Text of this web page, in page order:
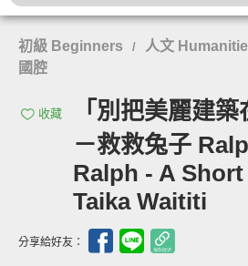
初級 Beginners / 人文
國腔
收藏
「別把美麗建
－救救兔子
Ralph - A
Taika Waititi
分享給好友：